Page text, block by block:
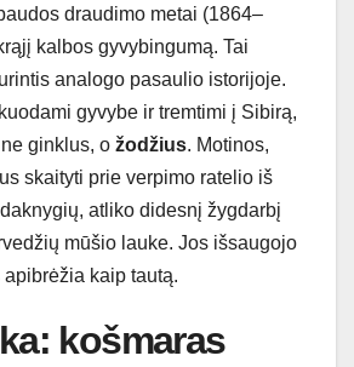
draudimo metai (1864–
kalbos gyvybingumą. Tai
analogo pasaulio istorijoje.
gyvybe ir tremtimi į Sibirą,
ginklus, o žodžius. Motinos,
skaityti prie verpimo ratelio iš
atliko didesnį žygdarbį
mūšio lauke. Jos išsaugojo
apibrėžia kaip tautą.
košmaras